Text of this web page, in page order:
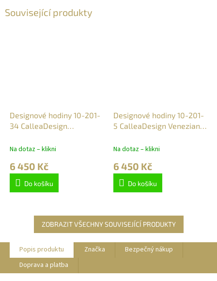
Související produkty
Designové hodiny 10-201-
34 CalleaDesign
Na dotaz – klikni
6 450 Kč
Do košíku
Designové hodiny 10-201-
5 CalleaDesign Veneziano
Na dotaz – klikni
6 450 Kč
Do košíku
ZOBRAZIT VŠECHNY SOUVISEJÍCÍ PRODUKTY
Popis produktu Značka
Bezpečný nákup
Doprava a platba